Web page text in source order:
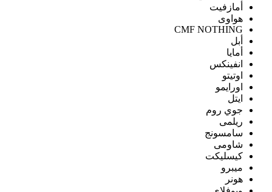
أمازفيت
هواوى
CMF NOTHING
أبل
أمايا
انفينكس
اوتيتو
اورايمو
ايتل
جوي روم
ريلمى
سامسونج
شاومى
كيسليكت
ميبرو
هونر